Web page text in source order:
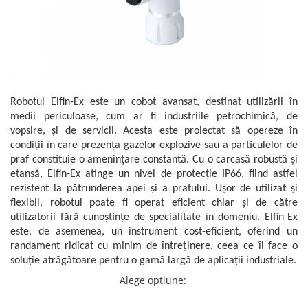
Condiționere
Anemometre
Sonometre
Stații de monitorizare meteo
Alte echipamente de măsurare
Mașini și utilaje industriale
Utilaje feroviare
Mașini de echilibrare dinamică
Sisteme electrodinamice de testare
la vibrații
Analizoare achiziții de date
Condiționere
Anemometre
Sonometre
Stații de monitorizare meteo
Alte echipamente de măsurare
Platouri rotative
Echipamente pentru operații de
sudură
Boghiuri de cale ferată
Alte utilaje feroviare
Echipament testare sisteme de
franare vehicule feroviare
Macarale portal
Traductoare vibratii 4-20 mA
Traductoare ICP de viteză de
vibrații
Senzori de vibrații cu fir
Senzori piezoelectrici
Senzori AGS
Microfoane de măsurare
Senzori de deplasare
Senzori seismici
Mectron
Lunitek
Gill Instruments
ZAGRO
Emanuel
Romell Inc.
Robotul Elfin-Ex este un cobot avansat, destinat utilizării în
medii periculoase, cum ar fi industriile petrochimică, de
vopsire, și de servicii. Acesta este proiectat să opereze în
condiții în care prezența gazelor explozive sau a particulelor de
praf constituie o amenințare constantă. Cu o carcasă robustă și
etanșă, Elfin-Ex atinge un nivel de protecție IP66, fiind astfel
rezistent la pătrunderea apei și a prafului. Ușor de utilizat și
flexibil, robotul poate fi operat eficient chiar și de către
utilizatorii fără cunoștințe de specialitate în domeniu. Elfin-Ex
este, de asemenea, un instrument cost-eficient, oferind un
randament ridicat cu minim de întreținere, ceea ce îl face o
soluție atrăgătoare pentru o gamă largă de aplicații industriale.
Alege optiune: